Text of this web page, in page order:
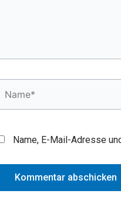
Name, E-Mail-Adresse